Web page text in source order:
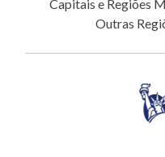
Capitais e Regiões
Outras